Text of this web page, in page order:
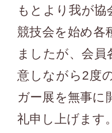
もとより我が協
競技会を始め各
ましたが、会
意しながら2度
ガー展を無事に
礼申し上げます。